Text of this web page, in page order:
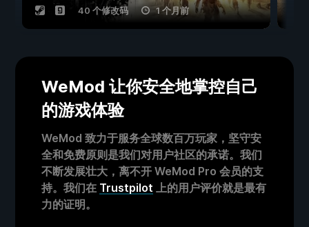
40 个修改码 1 个月前
WeMod 让你安全地掌控自己
的游戏体验
WeMod 致力于服务全球数百万玩家，坚守安
全和免费原则是我们对用户社区的承诺。我们
不断发展壮大，离不开 WeMod Pro 会员的支
持。我们在 Trustpilot 上的用户评价就是最有
力的证明。